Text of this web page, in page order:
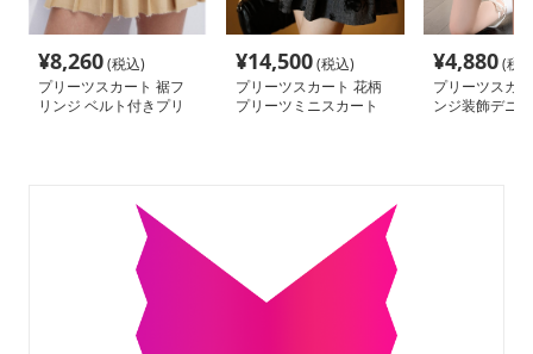
¥8,260(税込)
プリーツスカート 裾フ
リンジ ベルト付きプリ
¥14,500(税込)
プリーツスカート 花柄
プリーツミニスカート
¥4,880(税
プリーツスカ
ンジ装飾デニ